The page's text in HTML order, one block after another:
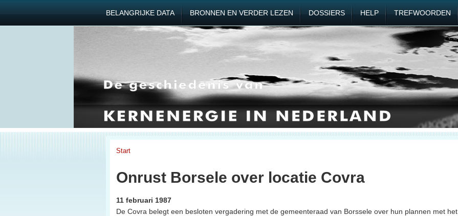
BELANGRIJKE DATA BRONNEN EN VERDER LEZEN DOSSIERS HELP TREFWOORDEN
Start
Onrust Borsele over locatie Covra
11 februari 1987
De Covra belegt een besloten vergadering met de gemeenteraad van Borssele over hun plannen met het